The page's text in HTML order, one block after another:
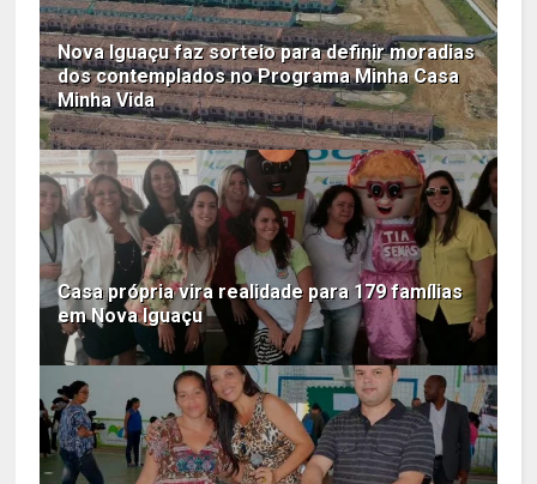
Nova Iguaçu faz sorteio para definir moradias
dos contemplados no Programa Minha Casa
Minha Vida
Casa própria vira realidade para 179 famílias
em Nova Iguaçu